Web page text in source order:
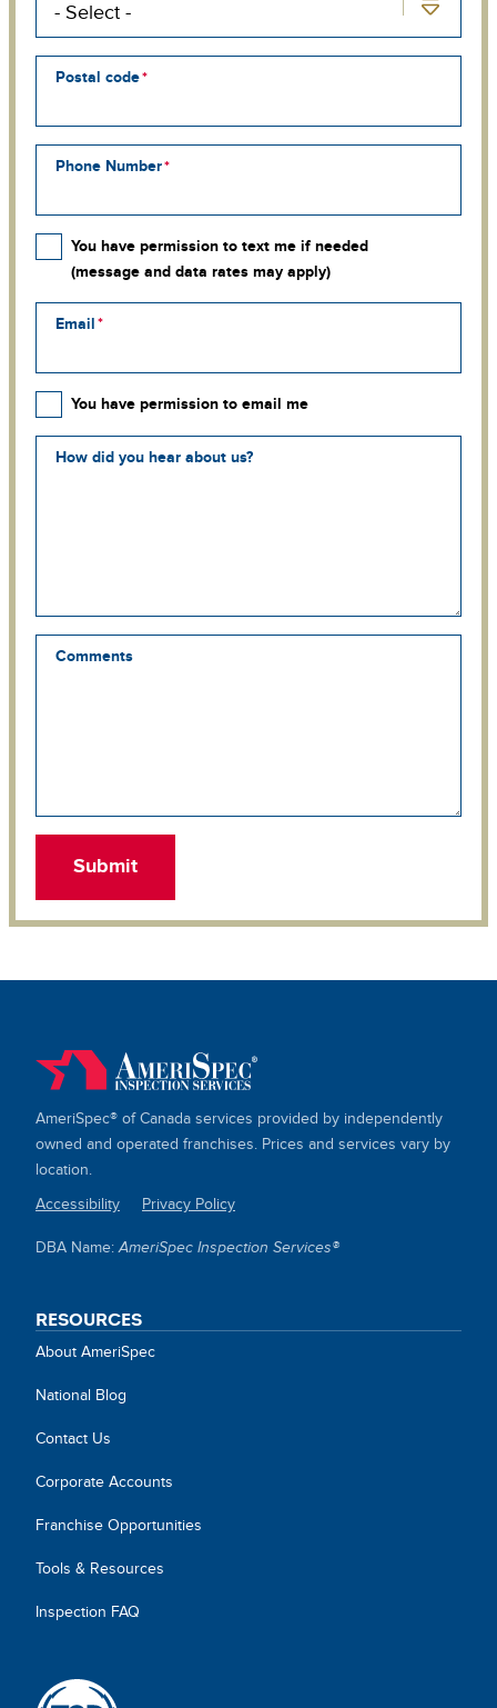
Postal code
Phone Number
You have permission to text me if needed
(message and data rates may apply)
Email
You have permission to email me
How did you hear about us?
Comments
AmeriSpec® of Canada services provided by independently
owned and operated franchises. Prices and services vary by
location.
SITE
Accessibility Privacy Policy
DBA Name:AmeriSpec Inspection Services®
RESOURCES
About AmeriSpec
National Blog
Contact Us
Corporate Accounts
Franchise Opportunities
Tools & Resources
Inspection FAQ